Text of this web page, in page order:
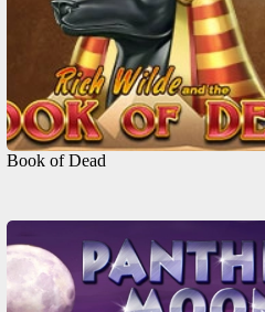
Book of Dead